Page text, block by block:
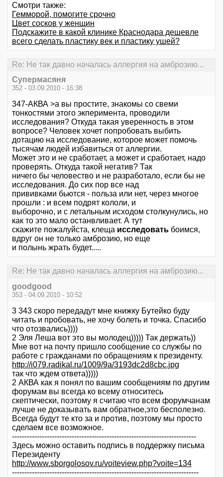
Смотри также:
Гемморой, помогите срочно
Цвет сосков у женщин
Подскажите в какой клинике Краснодара дешевле
всего сделать пластику век и пластику ушей?
Re: Не так давно началась аллергия на амброзию...
Супермасяня
352 - 03.09.2010 - 16:38
347-АКВА >а вы простите, знакомы со свеми
тонкостями этого экперимента, проводили
исследования? Откуда такая уверенность в этом
вопросе? Человек хочет попробовать выбить
дотацию на исследование, которое может помочь
тысячам людей избавиться от аллергии.
Может это и не сработает, а может и сработает, надо
проверять. Откуда такой негатив? Так
ничего бы человество и не разработало, если бы не
исследования. До сих пор все над
прививками бьются - польза или нет, через многое
прошли : и всем подрят кололи, и
выборочно, и с летальным исходом столкунулись, но
как то это мало останвливает. А тут
скажите пожалуйста, клеща исследовать боимся,
вдруг он не только амброзию, но еще
и полынь жрать будет.....
Re: Не так давно началась аллергия на амброзию...
goodgood
353 - 04.09.2010 - 10:52
3 343 скоро передадут мне книжку Бутейко буду
читать и пробовать, не хочу болеть и точка. Спасибо
что отозвались))))
2 Эля Леша вот это вы молодец))))) Так держать))
Мне вот на почту пришло сообщение со службы по
работе с гражданами по обращениям к президенту.
http://i079.radikal.ru/1009/9a/3193dc2d8cbc.jpg
так что ждем ответа)))))
2 АКВА как я понял по вашим сообщениям по другим
форумам вы всегда ко всему относитесь
скептически, поэтому я считаю что всем форумчанам
лучше не доказывать вам обратное,это бесполезно.
Всегда будут те кто за и против, поэтому мы просто
сделаем все возможное.
--------------------------------------------------------------------------
Здесь можно оставить подпись в поддержку письма
Перезиденту
http://www.sborgolosov.ru/voiteview.php?voite=134
---------------------------------------------------------------------------